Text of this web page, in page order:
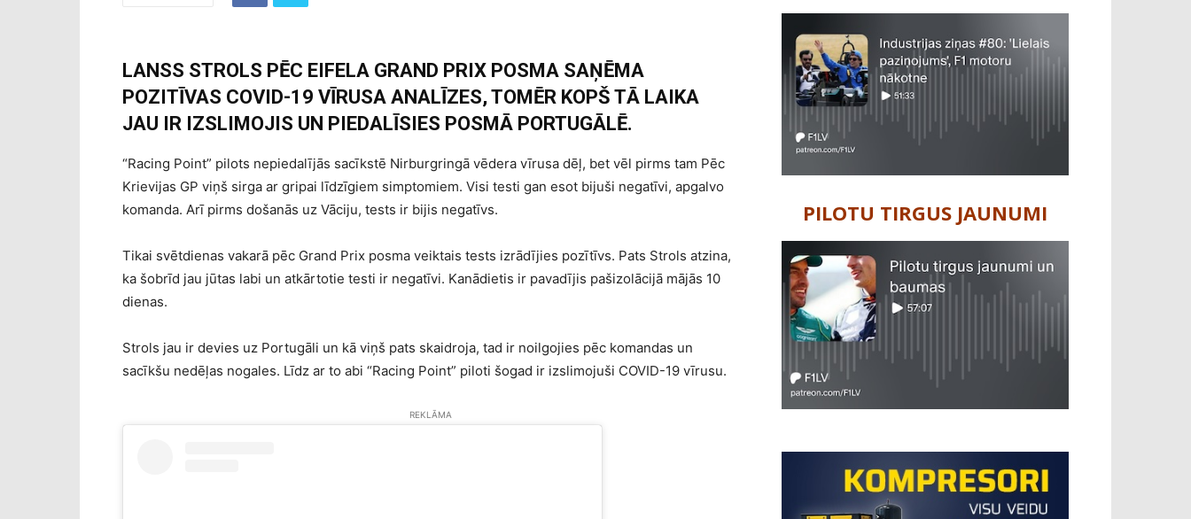
LANSS STROLS PĒC EIFELA GRAND PRIX POSMA SAŅĒMA
POZITĪVAS COVID-19 VĪRUSA ANALĪZES, TOMĒR KOPŠ TĀ LAIKA
JAU IR IZSLIMOJIS UN PIEDALĪSIES POSMĀ PORTUGĀLĒ.
“Racing Point” pilots nepiedalījās sacīkstē Nirburgringā vēdera vīrusa dēļ, bet vēl pirms tam Pēc
Krievijas GP viņš sirga ar gripai līdzīgiem simptomiem. Visi testi gan esot bijuši negatīvi, apgalvo
komanda. Arī pirms došanās uz Vāciju, tests ir bijis negatīvs.
Tikai svētdienas vakarā pēc Grand Prix posma veiktais tests izrādījies pozītīvs. Pats Strols atzina,
ka šobrīd jau jūtas labi un atkārtotie testi ir negatīvi. Kanādietis ir pavadījis pašizolācijā mājās 10
dienas.
Strols jau ir devies uz Portugāli un kā viņš pats skaidroja, tad ir noilgojies pēc komandas un
sacīkšu nedēļas nogales. Līdz ar to abi “Racing Point” piloti šogad ir izslimojuši COVID-19 vīrusu.
REKLĀMA
PILOTU TIRGUS JAUNUMI